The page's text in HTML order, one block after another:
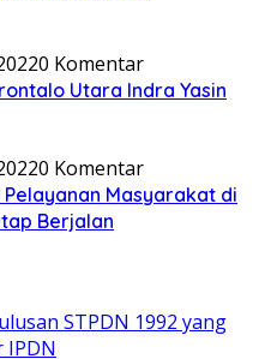
0 Komentar
Utara Indra Yasin
0 Komentar
Masyarakat di
Berjalan